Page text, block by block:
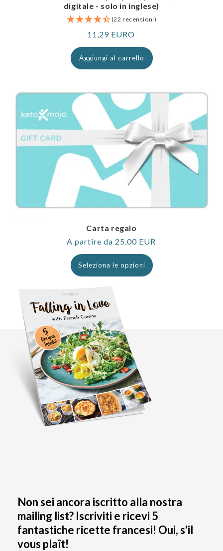
digitale - solo in inglese)
(22 recensioni)
Prezzo
normale
11,29 EURO
Aggiungi al carrello
Carta regalo
Prezzo
normale
A partire da 25,00 EUR
Seleziona le opzioni
Non sei ancora iscritto alla nostra
mailing list? Iscriviti e ricevi 5
fantastiche ricette francesi! Oui, s'il
vous plaît!